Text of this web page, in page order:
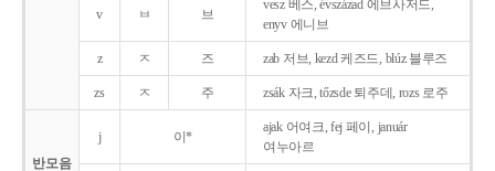
v ㅂ 브
vesz 베스, évszázad 에브사저드,
enyv 에니브
z ㅈ 즈 zab 저브, kezd 케즈드, blúz 블루즈
zs ㅈ 주 zsák 자크, tőzsde 퇴주데, rozs 로주
반모음
j 이*
ajak 어여크, fej 페이, január
여누아르